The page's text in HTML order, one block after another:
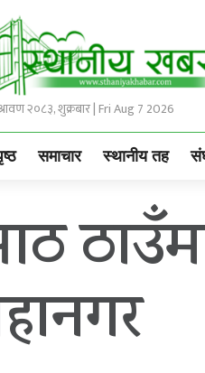
२०८३, शुक्रबार | Fri Aug 7 2026
समाचार स्थानीय तह